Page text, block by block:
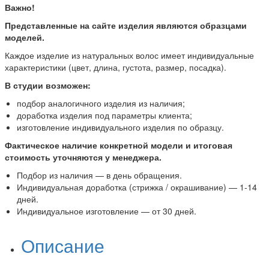
Важно!
Представленные на сайте изделия являются образцами
моделей.
Каждое изделие из натуральных волос имеет индивидуальные
характеристики (цвет, длина, густота, размер, посадка).
В студии возможен:
подбор аналогичного изделия из наличия;
доработка изделия под параметры клиента;
изготовление индивидуального изделия по образцу.
Фактическое наличие конкретной модели и итоговая
стоимость уточняются у менеджера.
Подбор из наличия — в день обращения.
Индивидуальная доработка (стрижка / окрашивание) — 1-14
дней.
Индивидуальное изготовление — от 30 дней.
Описание